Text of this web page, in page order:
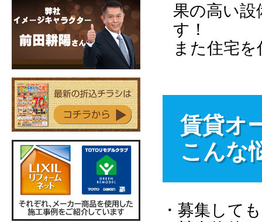
果の高い
す！
また住宅
賃貸オ
こんな
・募集して